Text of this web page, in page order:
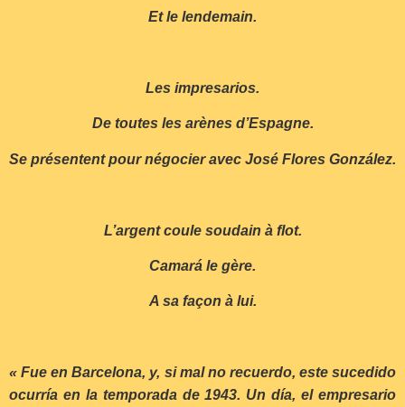
Et le lendemain.
Les impresarios.
De toutes les arènes d’Espagne.
Se présentent pour négocier avec José Flores González.
L’argent coule soudain à flot.
Camará le gère.
A sa façon à lui.
« Fue en Barcelona, y, si mal no recuerdo, este sucedido
ocurría en la temporada de 1943. Un día, el empresario